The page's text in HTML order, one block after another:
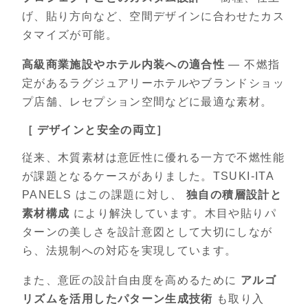
げ、貼り方向など、空間デザインに合わせたカス
タマイズが可能。
高級商業施設やホテル内装への適合性 — 不燃指
定があるラグジュアリーホテルやブランドショッ
プ店舗、レセプション空間などに最適な素材。
［ デザインと安全の両立］
従来、木質素材は意匠性に優れる一方で不燃性能
が課題となるケースがありました。TSUKI-ITA
PANELS はこの課題に対し、独自の積層設計と
素材構成 により解決しています。木目や貼りパ
ターンの美しさを設計意図として大切にしなが
ら、法規制への対応を実現しています。
また、意匠の設計自由度を高めるために アルゴ
リズムを活用したパターン生成技術 も取り入